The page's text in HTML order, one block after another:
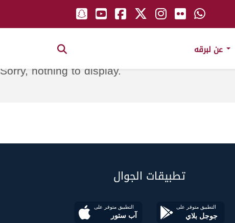
Sorry, nothing to display.
تطبيقات الجوال